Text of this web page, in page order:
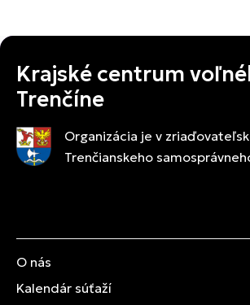
Krajské centrum
Trenčíne
Organizácia je v
Trenčianskeho
O nás
Kalendár súťaží